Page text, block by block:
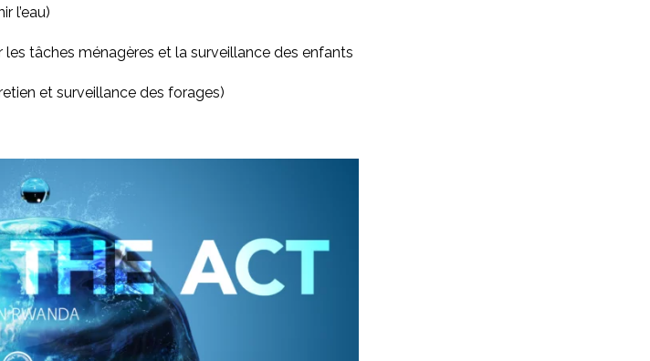
l’eau)
tâches ménagères et la surveillance des enfants
et surveillance des forages)